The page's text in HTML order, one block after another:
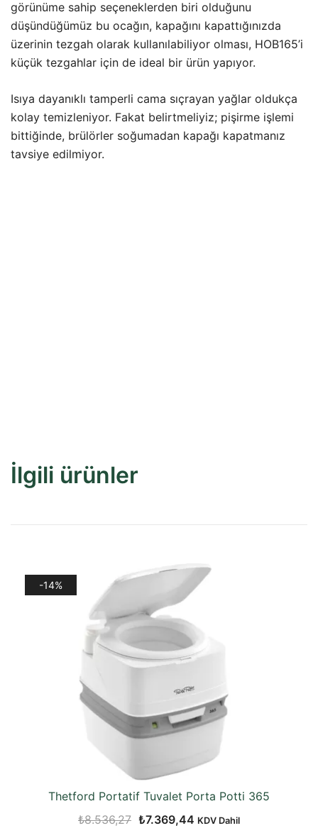
görünüme sahip seçeneklerden biri olduğunu
düşündüğümüz bu ocağın, kapağını kapattığınızda
üzerinin tezgah olarak kullanılabiliyor olması, HOB165’i
küçük tezgahlar için de ideal bir ürün yapıyor.
Isıya dayanıklı tamperli cama sıçrayan yağlar oldukça
kolay temizleniyor. Fakat belirtmeliyiz; pişirme işlemi
bittiğinde, brülörler soğumadan kapağı kapatmanız
tavsiye edilmiyor.
İlgili ürünler
-14%
Thetford Portatif Tuvalet Porta Potti 365
₺8.536,27 Orijinal
₺7.369,44 Şu
KDV Dahil